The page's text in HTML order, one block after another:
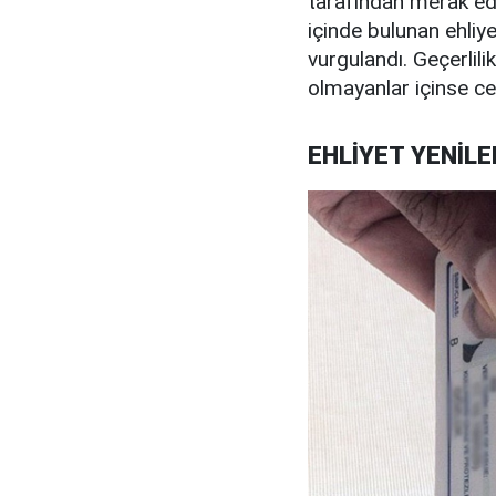
içinde bulunan
vurgulandı.
olmayanlar içinse
EHLİYET